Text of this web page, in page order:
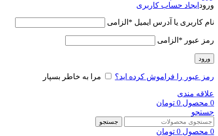
ورود ایجاد حساب کاربری
نام کاربری یا آدرس ایمیل * الزامی
رمز عبور * الزامی
ورود
رمز عبور را فراموش کرده اید؟ مرا به خاطر بسپار
علاقه مندی
0 محصول 0 تومان
جستجو
جستجو
0 محصول 0 تومان